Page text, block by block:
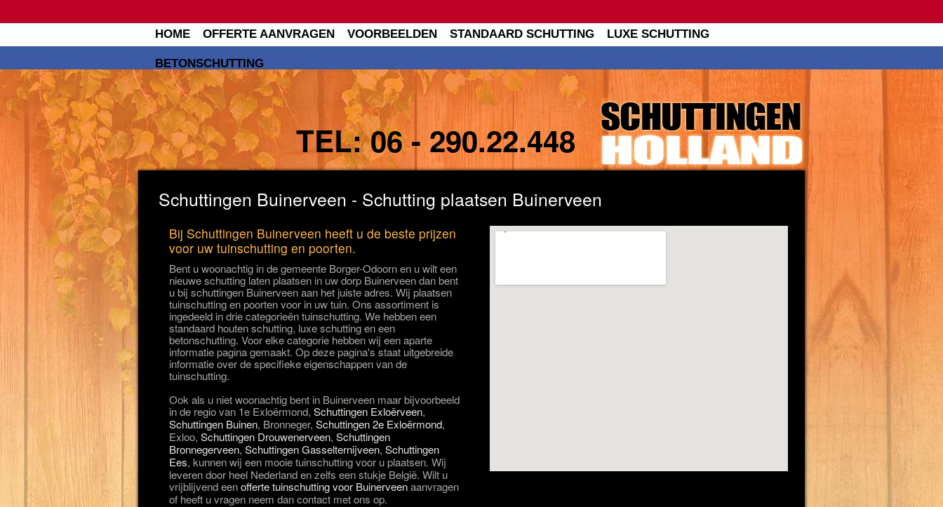
HOME OFFERTE AANVRAGEN VOORBEELDEN STANDAARD SCHUTTING LUXE SCHUTTING
BETONSCHUTTING
TEL:06 - 290.22.448
Schuttingen Buinerveen - Schutting plaatsen Buinerveen
Bij Schuttingen Buinerveen heeft u de beste prijzen
voor uw tuinschutting en poorten.
Bent u woonachtig in de gemeente Borger-Odoorn en u wilt een
nieuwe schutting laten plaatsen in uw dorp Buinerveen dan bent
u bij schuttingen Buinerveen aan het juiste adres. Wij plaatsen
tuinschutting en poorten voor in uw tuin. Ons assortiment is
ingedeeld in drie categorieën tuinschutting. We hebben een
standaard houten schutting, luxe schutting en een
betonschutting. Voor elke categorie hebben wij een aparte
informatie pagina gemaakt. Op deze pagina's staat uitgebreide
informatie over de specifieke eigenschappen van de
tuinschutting.
Ook als u niet woonachtig bent in Buinerveen maar bijvoorbeeld
in de regio van 1e Exloërmond, Schuttingen Exloërveen,
Schuttingen Buinen, Bronneger, Schuttingen 2e Exloërmond,
Exloo, Schuttingen Drouwenerveen, Schuttingen
Bronnegerveen, Schuttingen Gasselternijveen, Schuttingen
Ees, kunnen wij een mooie tuinschutting voor u plaatsen. Wij
leveren door heel Nederland en zelfs een stukje België. Wilt u
vrijblijvend eenofferte tuinschutting voor Buinerveenaanvragen
of heeft u vragen neem dan contact met ons op.